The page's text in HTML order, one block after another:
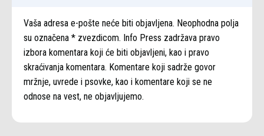
Vaša adresa e-pošte neće biti objavljena. Neophodna polja
su označena * zvezdicom. Info Press zadržava pravo
izbora komentara koji će biti objavljeni, kao i pravo
skraćivanja komentara. Komentare koji sadrže govor
mržnje, uvrede i psovke, kao i komentare koji se ne
odnose na vest, ne objavljujemo.